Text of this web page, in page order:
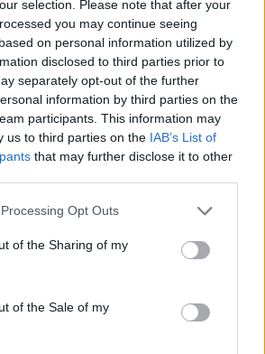
selection. Please note that after your
you may continue seeing
on personal information utilized by
disclosed to third parties prior to
separately opt-out of the further
information by third parties on the
participants. This information may
us to third parties on the IAB’s List of
that may further disclose it to other
website/app uses one or more Google
or usage behaviour. You may click to
to Google and its third-party tags to
specified purposes in below Google
Opt Outs
of the Sharing of my
of the Sale of my
8χρονος στο κεφάλι μετά
8 ΑΥΓΟΎΣΤΟΥ 2026